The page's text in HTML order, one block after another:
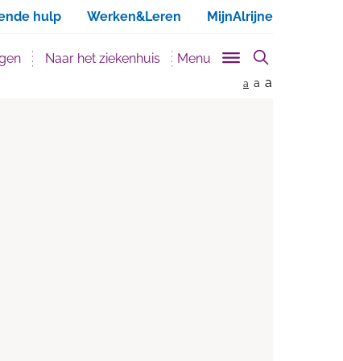
hulp Werken&Leren MijnAlrijne
Naar het ziekenhuis Menu
a a a